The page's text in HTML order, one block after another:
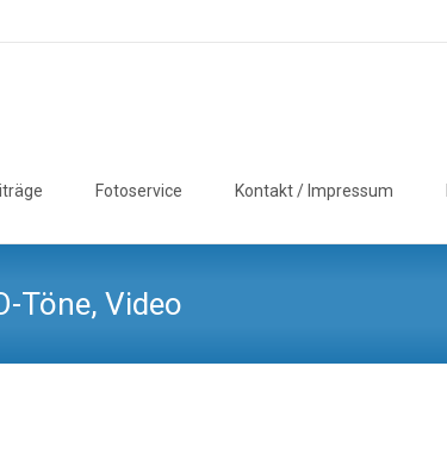
Fotoservice Kontakt / Impressum
Töne, Video